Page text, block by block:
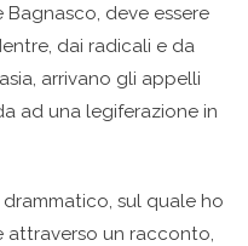
deve essere
dai radicali e da
arrivano gli appelli
ad una legiferazione in
sul quale ho
attraverso un racconto,